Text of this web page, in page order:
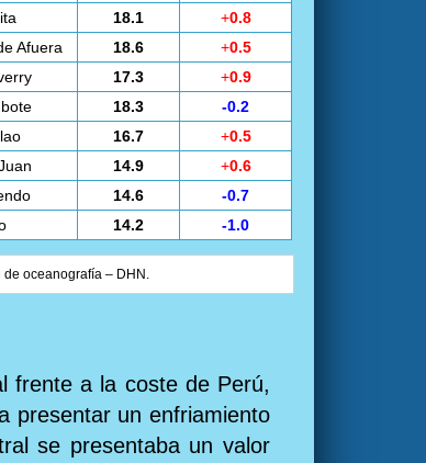
18.1 +0.8
Afuera
18.6 +0.5
17.3 +0.9
18.3
-0.2
16.7 +0.5
14.9 +0.6
14.6
-0.7
14.2 -1.0
oceanografía – DHN.
frente a la coste de Perú,
presentar un enfriamiento
se presentaba un valor